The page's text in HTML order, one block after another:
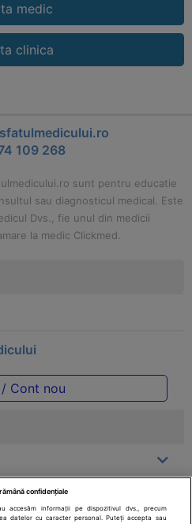
medic
clinica
109 268
sunt pentru educatie
sau diagnosticul medical. Este
Dvs., fie unul din medicii
la medic Clickmed.
Cont nou
confidențiale
accesăm informații pe dispozitivul dvs., precum
datelor cu caracter personal. Puteți accepta sau